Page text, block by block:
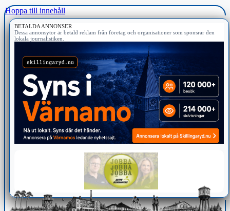
Hoppa till innehåll
BETALDA ANNONSER
Dessa annonsytor är betald reklam från företag och organisationer som sponsrar den
lokala journalistiken.